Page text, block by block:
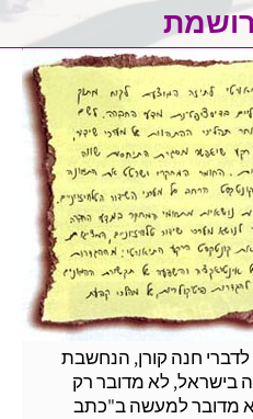
חנה קורן, הנחשבת
בישראל, לא מדובר רק
מדובר למעשה ב"כתב